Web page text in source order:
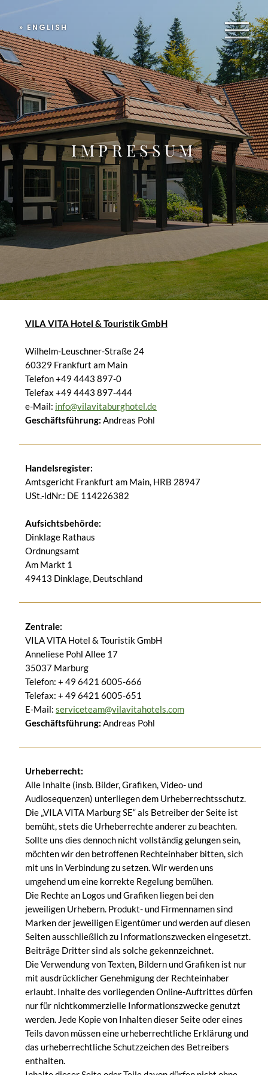
» ENGLISH
IMPRESSUM
VILA VITA Hotel & Touristik GmbH
Wilhelm-Leuschner-Straße 24
60329 Frankfurt am Main
Telefon +49 4443 897-0
Telefax +49 4443 897-444
e-Mail: info@vilavitaburghotel.de
Geschäftsführung: Andreas Pohl
Handelsregister:
Amtsgericht Frankfurt am Main, HRB 28947
USt.-ldNr.: DE 114226382
Aufsichtsbehörde:
Dinklage Rathaus
Ordnungsamt
Am Markt 1
49413 Dinklage, Deutschland
Zentrale:
VILA VITA Hotel & Touristik GmbH
Anneliese Pohl Allee 17
35037 Marburg
Telefon: + 49 6421 6005-666
Telefax: + 49 6421 6005-651
E-Mail: serviceteam@vilavitahotels.com
Geschäftsführung: Andreas Pohl
Urheberrecht:
Alle Inhalte (insb. Bilder, Grafiken, Video- und
Audiosequenzen) unterliegen dem Urheberrechtsschutz.
Die „VILA VITA Marburg SE“ als Betreiber der Seite ist
bemüht, stets die Urheberrechte anderer zu beachten.
Sollte uns dies dennoch nicht vollständig gelungen sein,
möchten wir den betroffenen Rechteinhaber bitten, sich
mit uns in Verbindung zu setzen. Wir werden uns
umgehend um eine korrekte Regelung bemühen.
Die Rechte an Logos und Grafiken liegen bei den
jeweiligen Urhebern. Produkt- und Firmennamen sind
Marken der jeweiligen Eigentümer und werden auf diesen
Seiten ausschließlich zu Informationszwecken eingesetzt.
Beiträge Dritter sind als solche gekennzeichnet.
Die Verwendung von Texten, Bildern und Grafiken ist nur
mit ausdrücklicher Genehmigung der Rechteinhaber
erlaubt. Inhalte des vorliegenden Online-Auftrittes dürfen
nur für nichtkommerzielle Informationszwecke genutzt
werden. Jede Kopie von Inhalten dieser Seite oder eines
Teils davon müssen eine urheberrechtliche Erklärung und
das urheberrechtliche Schutzzeichen des Betreibers
enthalten.